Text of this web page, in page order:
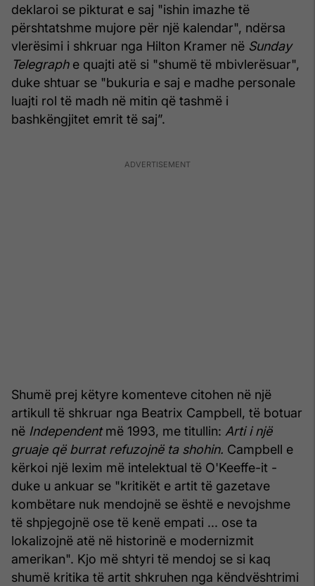
deklaroi se pikturat e saj "ishin imazhe të
përshtatshme mujore për një kalendar", ndërsa
vlerësimi i shkruar nga Hilton Kramer në Sunday
Telegraphe quajti atë si "shumë të mbivlerësuar",
duke shtuar se "bukuria e saj e madhe personale
luajti rol të madh në mitin që tashmë i
bashkëngjitet emrit të saj”.
Shumë prej këtyre komenteve citohen në një
artikull të shkruar nga Beatrix Campbell, të botuar
në Independentmë 1993, me titullin: Arti i një
gruaje që burrat refuzojnë ta shohin. Campbell e
kërkoi një lexim më intelektual të O'Keeffe-it -
duke u ankuar se "kritikët e artit të gazetave
kombëtare nuk mendojnë se është e nevojshme
të shpjegojnë ose të kenë empati ... ose ta
lokalizojnë atë në historinë e modernizmit
amerikan". Kjo më shtyri të mendoj se si kaq
shumë kritika të artit shkruhen nga këndvështrimi